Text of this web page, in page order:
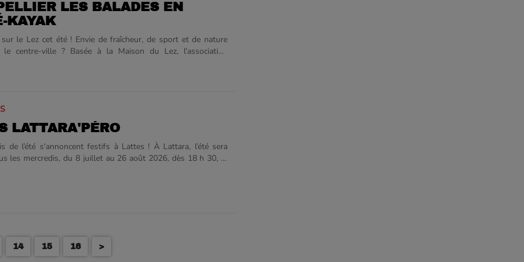
LES BALADES EN
KAYAK
sur le Lez cet été ! Envie de fraîcheur, de sport et de nature
centre-ville ? Basée à la Maison du Lez, l'association
Les Stages Ados (14-16 ans) : De l'initiation à l'eau vive
vendredi 24 juillet 2026 (de 9 h 30 à 17 h 00) Un stage......
LATTARA'PÉRO
de l’été s'annoncent festifs à Lattes ! À Lattara, l’été sera
les mercredis, du 8 juillet au 26 août 2026, dès 18 h 30, le
14 15 16 >